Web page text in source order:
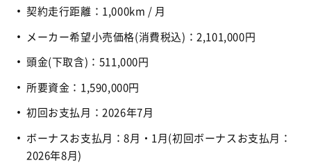
契約走行距離：1,000km / 月
メーカー希望小売価格(消費税込)：2,101,000円
頭金(下取含)：511,000円
所要資金：1,590,000円
初回お支払月：2026年7月
ボーナスお支払月：8月・1月(初回ボーナスお支払月：
2026年8月)